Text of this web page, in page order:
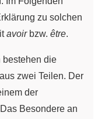
zu solchen
avoirbzw. être.
bestehen die
aus zwei Teilen. Der
der
Besondere an